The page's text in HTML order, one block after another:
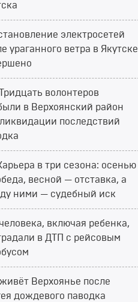
электросетей
ураганного ветра в Якутске
волонтеров
в Верхоянский район
последствий
в три сезона: осенью
весной — отставка, а
ними — судебный иск
человека, включая ребенка,
в ДТП с рейсовым
Верхоянье после
дождевого паводка